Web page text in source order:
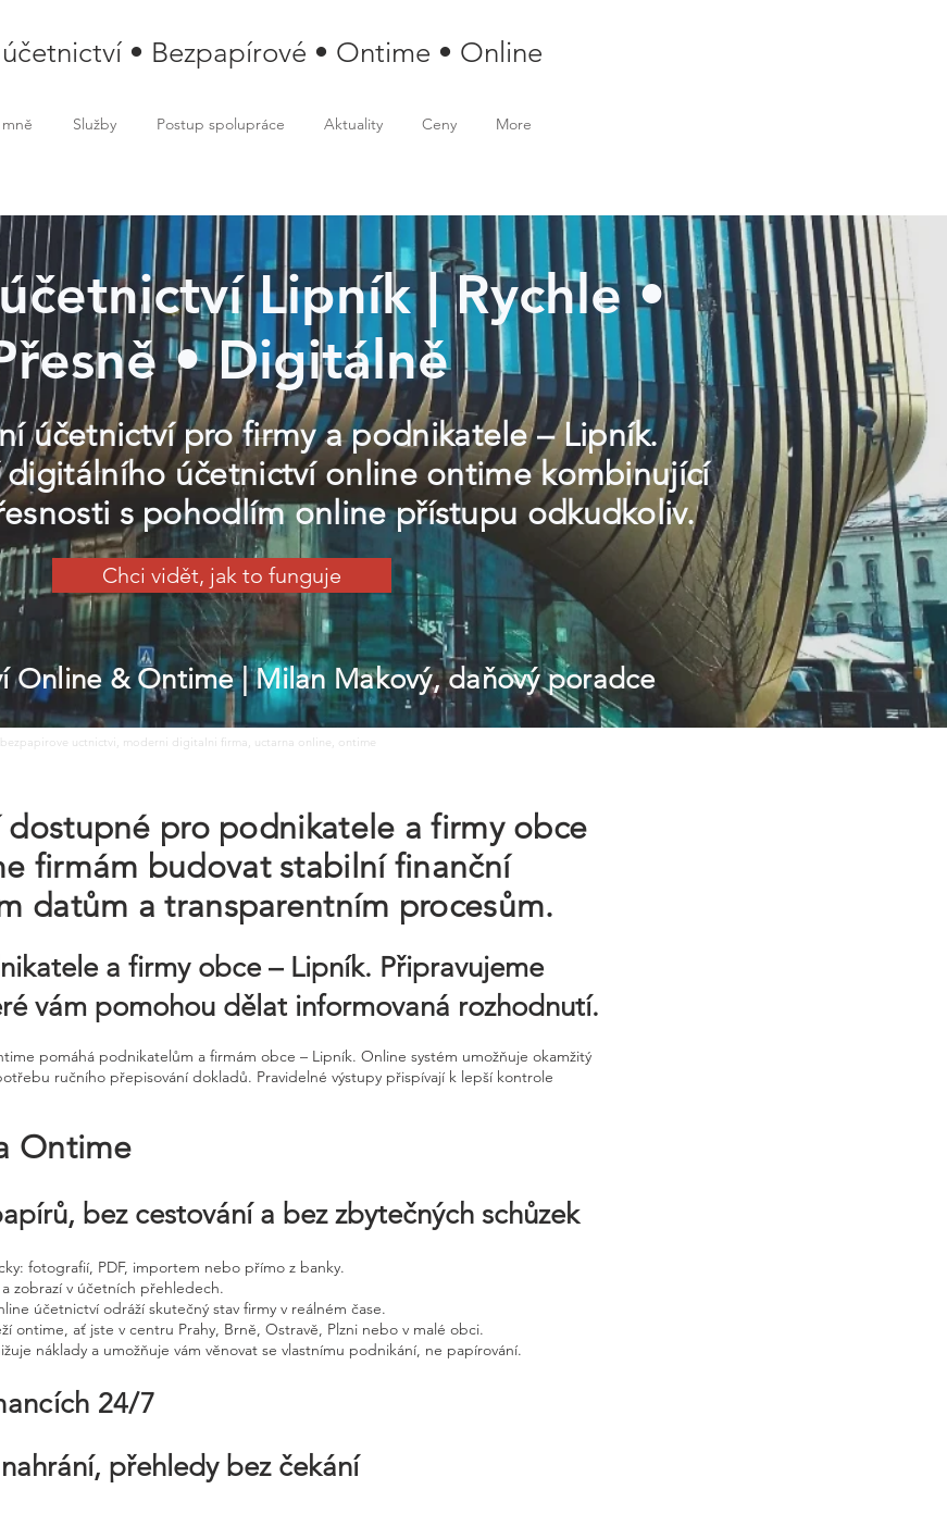
• Bezpapírové • Ontime • Online
Služby Postup spolupráce Aktuality Ceny More
Lipník | Rychle •
• Digitálně
účetnictví pro firmy a podnikatele – Lipník.
účetnictví online ontime kombinující
s pohodlím online přístupu odkudkoliv.
Chci vidět, jak to funguje
Online & Ontime| Milan Makový, daňový poradce
uctnictvi, moderni digitalni firma, uctarna online, ontime
pro podnikatele a firmy obce
firmám budovat stabilní finanční
datům a transparentním procesům.
a firmy obce – Lipník. Připravujeme
vám pomohou dělat informovaná rozhodnutí.
pomáhá podnikatelům a firmám obce – Lipník. Online systém umožňuje okamžitý
ručního přepisování dokladů. Pravidelné výstupy přispívají k lepší kontrole
Ontime
bez cestování a bez zbytečných schůzek
fotografií, PDF, importem nebo přímo z banky.
zobrazí v účetních přehledech.
účetnictví odráží skutečný stav firmy v reálném čase.
ontime, ať jste v centru Prahy, Brně, Ostravě, Plzni nebo v malé obci.
náklady a umožňuje vám věnovat se vlastnímu podnikání, ne papírování.
24/7
přehledy bez čekání